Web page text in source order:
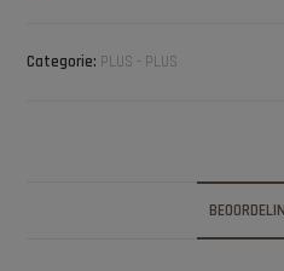
Categorie: PLUS - PLUS